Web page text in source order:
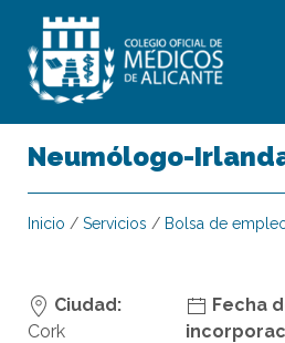
Neumólogo-
Inicio / Servicios / Bolsa de
Ciudad:
Cork
Fecha